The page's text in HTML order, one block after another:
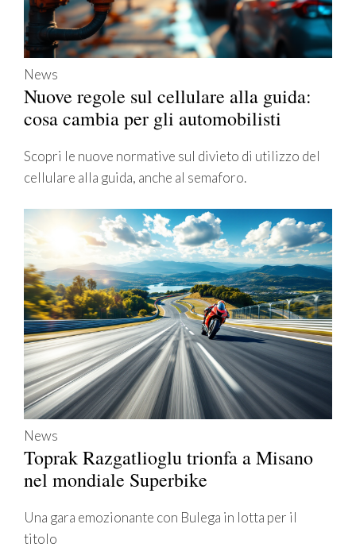
News
Nuove regole sul cellulare alla guida:
cosa cambia per gli automobilisti
Scopri le nuove normative sul divieto di utilizzo del
cellulare alla guida, anche al semaforo.
News
Toprak Razgatlioglu trionfa a Misano
nel mondiale Superbike
Una gara emozionante con Bulega in lotta per il
titolo